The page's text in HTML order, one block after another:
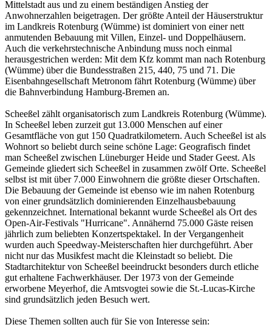
Mittelstadt aus und zu einem beständigen Anstieg der
Anwohnerzahlen beigetragen. Der größte Anteil der Häuserstruktur
im Landkreis Rotenburg (Wümme) ist dominiert von einer nett
anmutenden Bebauung mit Villen, Einzel- und Doppelhäusern.
Auch die verkehrstechnische Anbindung muss noch einmal
herausgestrichen werden: Mit dem Kfz kommt man nach Rotenburg
(Wümme) über die Bundesstraßen 215, 440, 75 und 71. Die
Eisenbahngesellschaft Metronom fährt Rotenburg (Wümme) über
die Bahnverbindung Hamburg-Bremen an.
Scheeßel zählt organisatorisch zum Landkreis Rotenburg (Wümme).
In Scheeßel leben zurzeit gut 13.000 Menschen auf einer
Gesamtfläche von gut 150 Quadratkilometern. Auch Scheeßel ist als
Wohnort so beliebt durch seine schöne Lage: Geografisch findet
man Scheeßel zwischen Lüneburger Heide und Stader Geest. Als
Gemeinde gliedert sich Scheeßel in zusammen zwölf Orte. Scheeßel
selbst ist mit über 7.000 Einwohnern die größte dieser Ortschaften.
Die Bebauung der Gemeinde ist ebenso wie im nahen Rotenburg
von einer grundsätzlich dominierenden Einzelhausbebauung
gekennzeichnet. International bekannt wurde Scheeßel als Ort des
Open-Air-Festivals "Hurricane". Annähernd 75.000 Gäste reisen
jährlich zum beliebten Konzertspektakel. In der Vergangenheit
wurden auch Speedway-Meisterschaften hier durchgeführt. Aber
nicht nur das Musikfest macht die Kleinstadt so beliebt. Die
Stadtarchitektur von Scheeßel beeindruckt besonders durch etliche
gut erhaltene Fachwerkhäuser. Der 1973 von der Gemeinde
erworbene Meyerhof, die Amtsvogtei sowie die St.-Lucas-Kirche
sind grundsätzlich jeden Besuch wert.
Diese Themen sollten auch für Sie von Interesse sein: